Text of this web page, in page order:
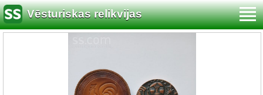
Vēsturiskas relikvijas